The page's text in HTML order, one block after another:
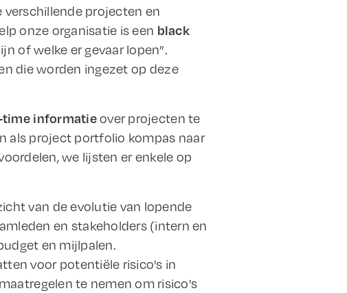
verschillende projecten en
onze organisatie is een black
of welke er gevaar lopen”.
die worden ingezet op deze
time informatieover projecten te
als project portfolio kompas naar
we lijsten er enkele op
van de evolutie van lopende
en stakeholders (intern en
en mijlpalen.
voor potentiële risico's in
te nemen om risico's